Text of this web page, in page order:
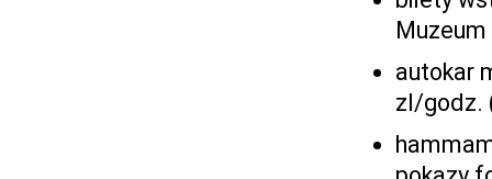
Muzeum
autokar
zl/godz.